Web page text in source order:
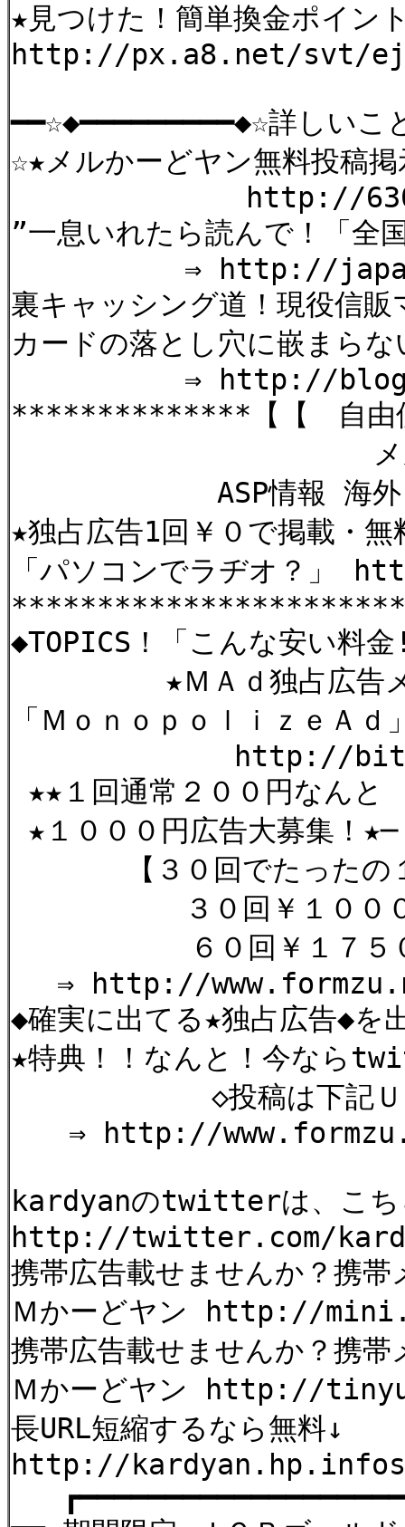
★見つけた！簡単換金ポイン
http://px.a8.net/svt/
━━☆◆━━━━━━━━━◆☆詳しいこ
☆★メルかーどヤン無料投稿掲
http://
”一息いれたら読んで！「
⇒ http://
裏キャッシング道！現役信販
カードの落とし穴に嵌まらな
⇒ http://
**************【【 自由
メルかー
ASP情報 海外リー
★独占広告1回￥０で掲載・
「パソコンでラヂオ？
◆TOPICS！「こんな安い料
★ＭＡｄ独占広告メ
「ＭｏｎｏｐｏｌｉｚｅＡ
http://bit.ly/
★★１回通常２００円なん
★１０００円広告大募集！
【３０回でたったの１
３０回￥１０００
６０回￥１７５
⇒ http://
◆確実に出てる★独占広告◆を
★特典！！なんと！今なら
◇投稿は下記ＵＲＬ
⇒ http://
kardyanのtwitterは、こち
http://twitter.com/
携帯広告載せませんか？携
Ｍかーどヤン http://
携帯広告載せませんか？携
Ｍかーどヤン http://
長URL短縮するなら無料↓
http://